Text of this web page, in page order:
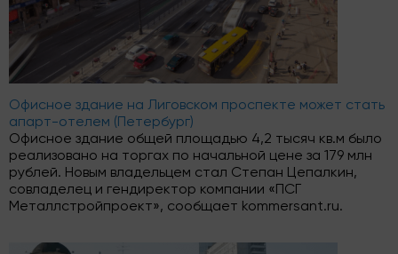
Офисное здание на Лиговском проспекте может стать
апарт-отелем (Петербург)
Офисное здание общей площадью 4,2 тысяч кв.м было
реализовано на торгах по начальной цене за 179 млн
рублей. Новым владельцем стал Степан Цепалкин,
совладелец и гендиректор компании «ПСГ
Металлстройпроект», сообщает kommersant.ru.